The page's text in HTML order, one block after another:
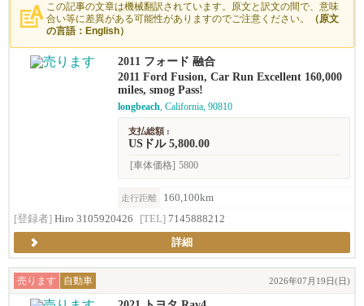
この記事の文章は機械翻訳されています。原文と訳文の間で、意味
合い等に差異がある可能性がありますのでご注意ください。
（原文
の言語：English）
2011 フォード 融合
2011 Ford Fusion, Car Run Excellent 160,000
miles, smog Pass!
longbeach, California, 90810
支払総額 :
USドル 5,800.00
[車体価格] 5800
走行距離
160,100km
[登録者] Hiro 3105920426 [TEL] 7145888212
詳細
売ります 自動車 2026年07月19日(日)